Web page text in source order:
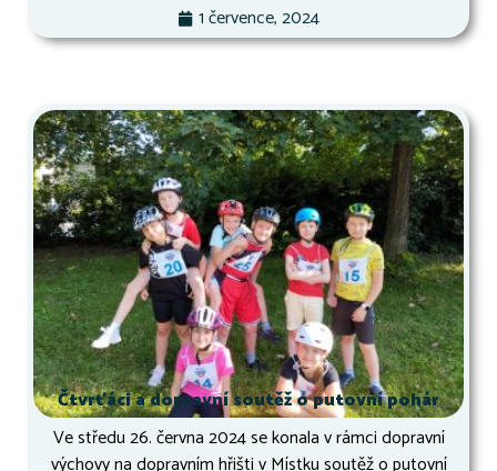
1 července, 2024
Čtvrťáci a dopravní soutěž o putovní pohár
Ve středu 26. června 2024 se konala v rámci dopravní
výchovy na dopravním hřišti v Místku soutěž o putovní